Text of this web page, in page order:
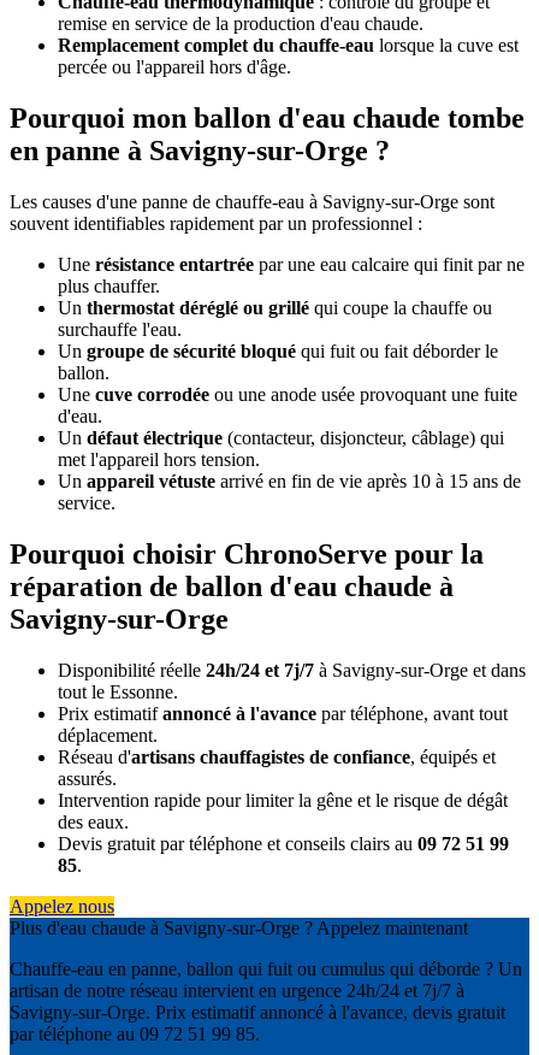
remise en service de la production d'eau chaude.
Remplacement complet du chauffe-eau lorsque la cuve est
percée ou l'appareil hors d'âge.
Pourquoi mon ballon d'eau chaude tombe
en panne à Savigny-sur-Orge ?
Les causes d'une panne de chauffe-eau à Savigny-sur-Orge sont
souvent identifiables rapidement par un professionnel :
Une résistance entartrée par une eau calcaire qui finit par ne
plus chauffer.
Un thermostat déréglé ou grillé qui coupe la chauffe ou
surchauffe l'eau.
Un groupe de sécurité bloqué qui fuit ou fait déborder le
ballon.
Une cuve corrodée ou une anode usée provoquant une fuite
d'eau.
Un défaut électrique (contacteur, disjoncteur, câblage) qui
met l'appareil hors tension.
Un appareil vétuste arrivé en fin de vie après 10 à 15 ans de
service.
Pourquoi choisir ChronoServe pour la
réparation de ballon d'eau chaude à
Savigny-sur-Orge
Disponibilité réelle 24h/24 et 7j/7 à Savigny-sur-Orge et dans
tout le Essonne.
Prix estimatifannoncé à l'avance par téléphone, avant tout
déplacement.
Réseau d'artisans chauffagistes de confiance, équipés et
assurés.
Intervention rapide pour limiter la gêne et le risque de dégât
des eaux.
Devis gratuit par téléphone et conseils clairs au 09 72 51 99
85.
Appelez nous
Plus d'eau chaude à Savigny-sur-Orge ? Appelez maintenant
Chauffe-eau en panne, ballon qui fuit ou cumulus qui déborde ? Un
artisan de notre réseau intervient en urgence 24h/24 et 7j/7 à
Savigny-sur-Orge. Prix estimatif annoncé à l'avance, devis gratuit
par téléphone au 09 72 51 99 85.